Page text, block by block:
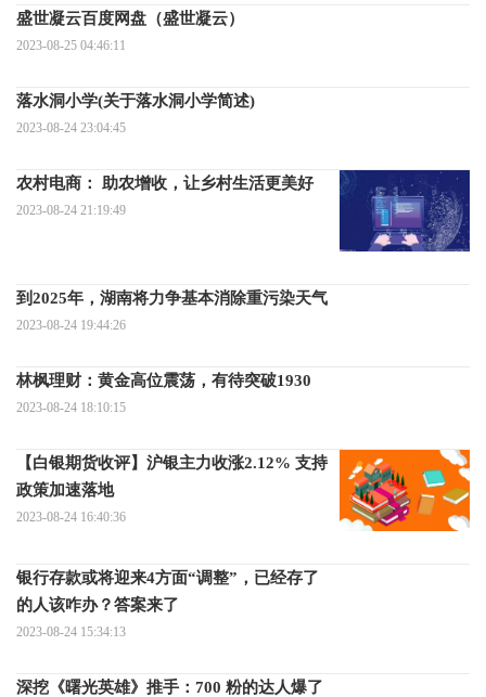
盛世凝云百度网盘（盛世凝云）
2023-08-25 04:46:11
落水洞小学(关于落水洞小学简述)
2023-08-24 23:04:45
农村电商： 助农增收，让乡村生活更美好
2023-08-24 21:19:49
到2025年，湖南将力争基本消除重污染天气
2023-08-24 19:44:26
林枫理财：黄金高位震荡，有待突破1930
2023-08-24 18:10:15
【白银期货收评】沪银主力收涨2.12% 支持
政策加速落地
2023-08-24 16:40:36
银行存款或将迎来4方面“调整”，已经存了
的人该咋办？答案来了
2023-08-24 15:34:13
深挖《曙光英雄》推手：700 粉的达人爆了